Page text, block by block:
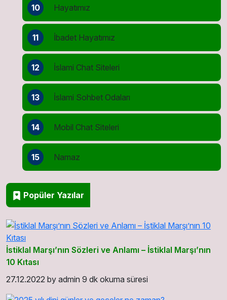
10 Hayatımız
11 İbadet Hayatımız
12 İslami Chat Siteleri
13 İslami Sohbet Odaları
14 Mobil Chat Siteleri
15 Namaz
Popüler Yazılar
İstiklal Marşı’nın Sözleri ve Anlamı – İstiklal Marşı’nın
10 Kıtası
27.12.2022 by admin 9 dk okuma süresi